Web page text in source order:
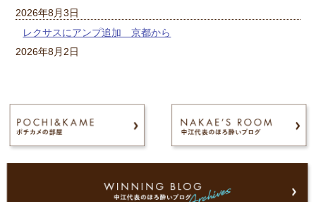
2026年8月3日
レクサスにアンプ追加 京都から
2026年8月2日